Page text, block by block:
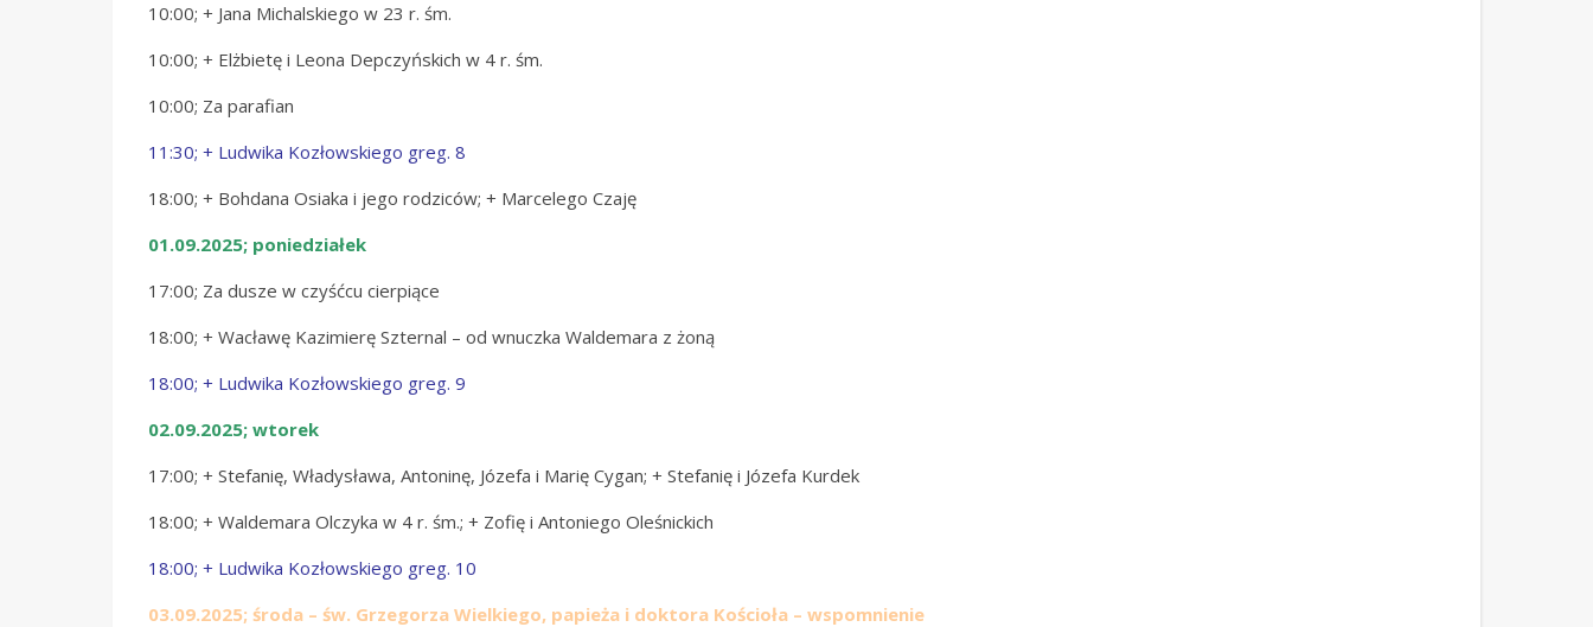
10:00; + Jana Michalskiego w 23 r. śm.
10:00; + Elżbietę i Leona Depczyńskich w 4 r. śm.
10:00; Za parafian
11:30; + Ludwika Kozłowskiego greg. 8
18:00; + Bohdana Osiaka i jego rodziców; + Marcelego Czaję
01.09.2025; poniedziałek
17:00; Za dusze w czyśćcu cierpiące
18:00; + Wacławę Kazimierę Szternal – od wnuczka Waldemara z żoną
18:00; + Ludwika Kozłowskiego greg. 9
02.09.2025; wtorek
17:00; + Stefanię, Władysława, Antoninę, Józefa i Marię Cygan; + Stefanię i Józefa Kurdek
18:00; + Waldemara Olczyka w 4 r. śm.; + Zofię i Antoniego Oleśnickich
18:00; + Ludwika Kozłowskiego greg. 10
03.09.2025; środa – św. Grzegorza Wielkiego, papieża i doktora Kościoła – wspomnienie